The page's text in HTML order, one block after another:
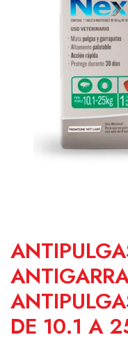
DE 10.1 A